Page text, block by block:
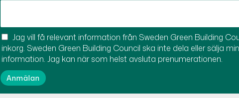
Jag vill få relevant information från Sweden Green Building
inkorg. Sweden Green Building Council ska inte dela eller sälja
information. Jag kan när som helst avsluta prenumerationen.